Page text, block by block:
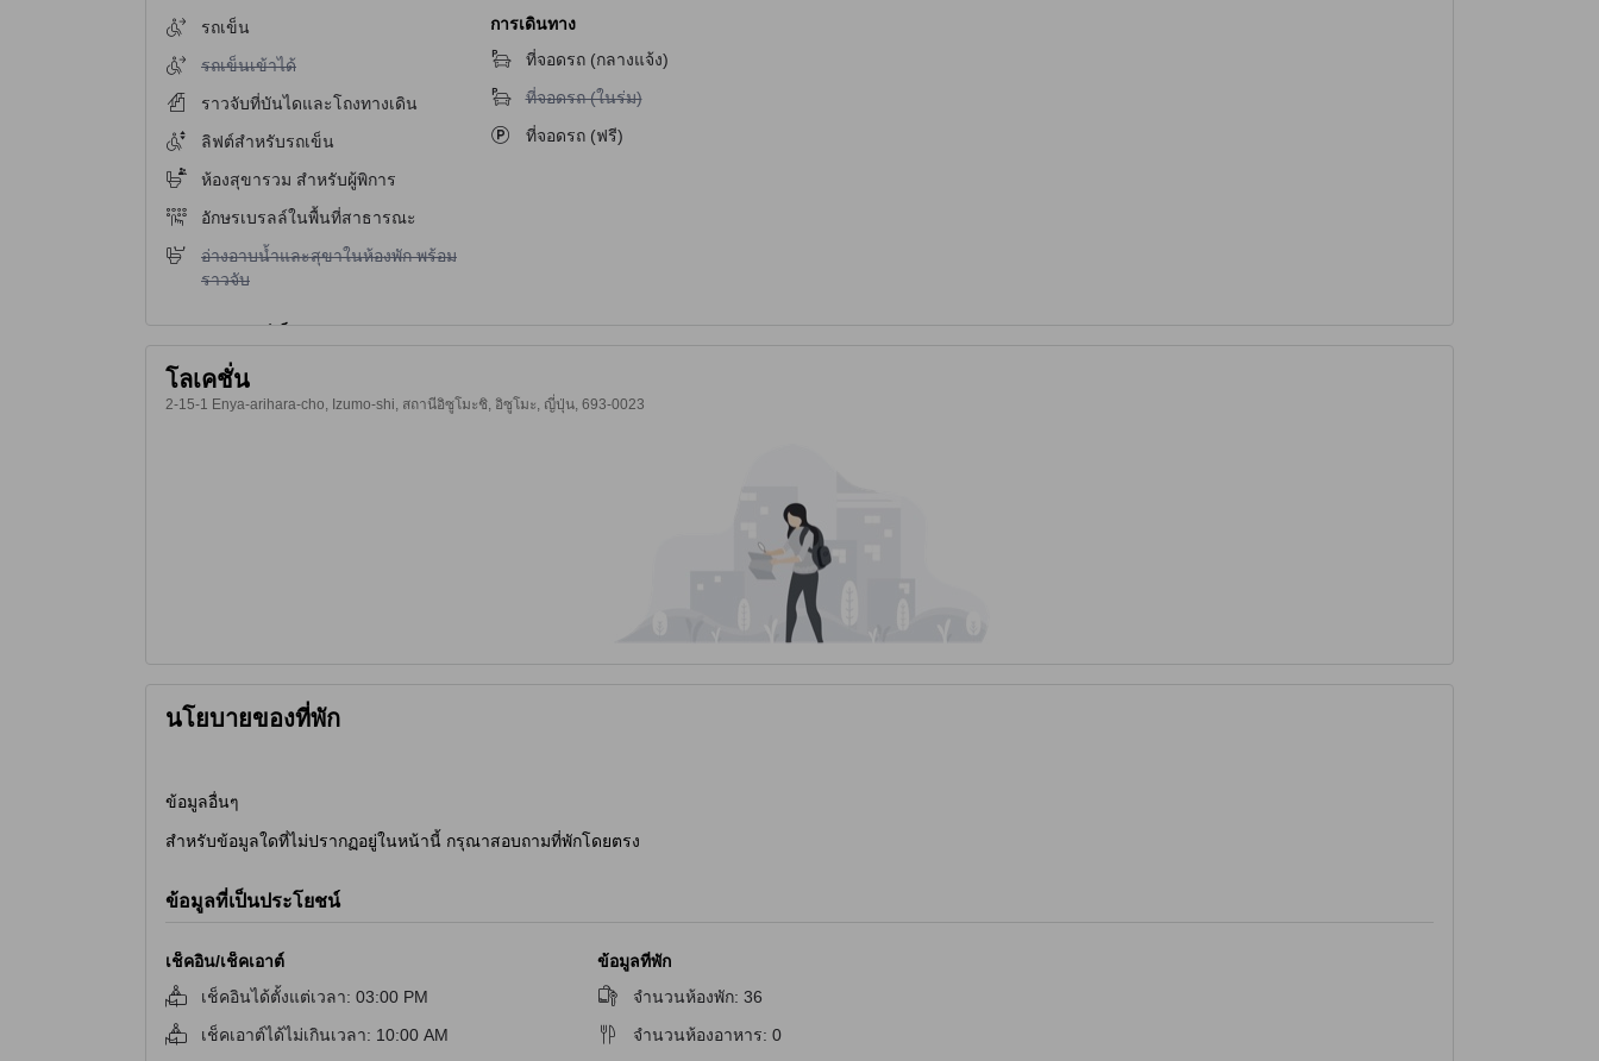
รถเข็น
ไม่มีบริการรถเข็นเข้าได้
รถเข็นเข้าได้
ราวจับที่บันไดและโถงทางเดิน
ลิฟต์สำหรับรถเข็น
ห้องสุขารวม สำหรับผู้พิการ
อักษรเบรลล์ในพื้นที่สาธารณะ
ไม่มีบริการอ่างอาบน้ำและสุขาในห้องพัก พร้อมราวจับ
อ่างอาบน้ำและสุขาในห้องพัก พร้อม
ราวจับ
การเดินทาง
ที่จอดรถ (กลางแจ้ง)
ไม่มีบริการที่จอดรถ (ในร่ม)
ที่จอดรถ (ในร่ม)
ที่จอดรถ (ฟรี)
โลเคชั่น
2-15-1 Enya-arihara-cho, Izumo-shi, สถานีอิซูโมะชิ, อิซูโมะ, ญี่ปุ่น, 693-0023
นโยบายของที่พัก
ข้อมูลอื่นๆ
สำหรับข้อมูลใดที่ไม่ปรากฏอยู่ในหน้านี้ กรุณาสอบถามที่พักโดยตรง
ข้อมูลที่เป็นประโยชน์
เช็คอิน/เช็คเอาต์
เช็คอินได้ตั้งแต่เวลา: 03:00 PM
เช็คเอาต์ได้ไม่เกินเวลา: 10:00 AM
ข้อมูลที่พัก
จำนวนห้องพัก:36
จำนวนห้องอาหาร:0